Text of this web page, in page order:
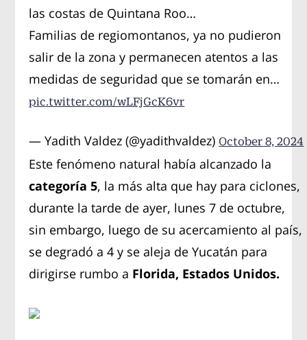
las costas de Quintana Roo…
Familias de regiomontanos, ya no pudieron
salir de la zona y permanecen atentos a las
medidas de seguridad que se tomarán en…
pic.twitter.com/wLFjGcK6vr
— Yadith Valdez (@yadithvaldez) October 8, 2024
Este fenómeno natural había alcanzado la
categoría 5, la más alta que hay para ciclones,
durante la tarde de ayer, lunes 7 de octubre,
sin embargo, luego de su acercamiento al país,
se degradó a 4 y se aleja de Yucatán para
dirigirse rumbo a Florida, Estados Unidos.